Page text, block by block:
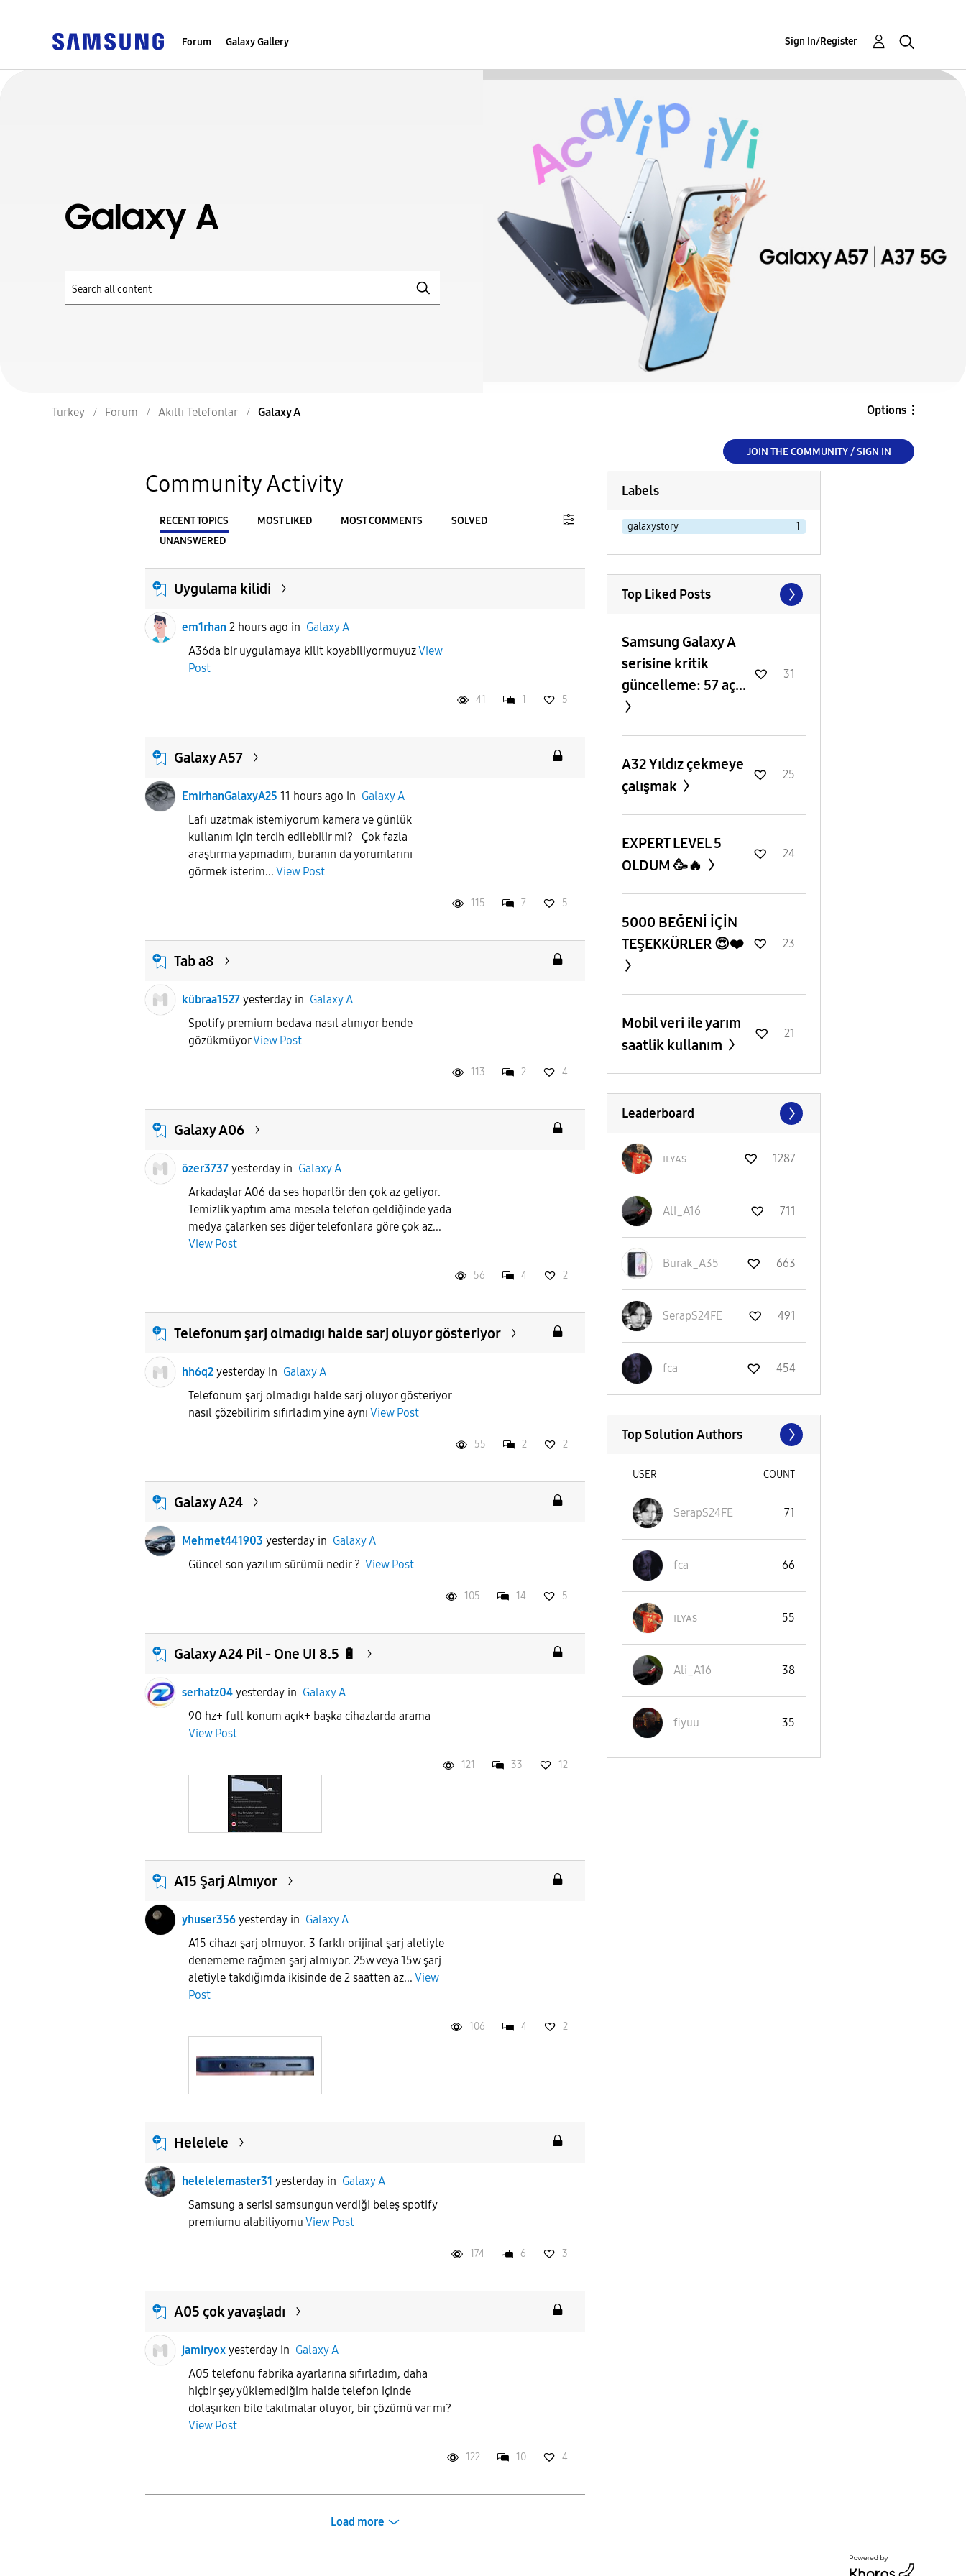
Forum Galaxy Gallery Sign In/Register
Galaxy A
Turkey Forum Akıllı Telefonlar Galaxy A Options
JOIN THE COMMUNITY / SIGN IN
Community Activity
RECENT TOPICS MOST LIKED MOST COMMENTS
SOLVED
UNANSWERED
From To
Uygulama kilidi
em1rhan 2 hours ago in Galaxy A
A36da bir uygulamaya kilit koyabiliyormuyuzView
Post
41 1 5
Galaxy A57
EmirhanGalaxyA25 11 hours ago in Galaxy A
Lafı uzatmak istemiyorum kamera ve günlük
kullanım için tercih edilebilir mi? Çok fazla
araştırma yapmadım, buranın da yorumlarını
görmek isterim... View Post
115 7 5
Tab a8
kübraa1527 yesterday in Galaxy A
Spotify premium bedava nasıl alınıyor bende
gözükmüyorView Post
113 2 4
Galaxy A06
özer3737 yesterday in Galaxy A
Arkadaşlar A06 da ses hoparlör den çok az geliyor.
Temizlik yaptım ama mesela telefon geldiğinde yada
medya çalarken ses diğer telefonlara göre çok az...
View Post
56 4 2
Telefonum şarj olmadıgı halde sarj oluyor gösteriyor
hh6q2 yesterday in Galaxy A
Telefonum şarj olmadıgı halde sarj oluyor gösteriyor
nasıl çözebilirim sıfırladım yine aynı View Post
55 2 2
Galaxy A24
Mehmet441903 yesterday in Galaxy A
Güncel son yazılım sürümü nedir ? View Post
105 14 5
Galaxy A24 Pil - One UI 8.5 🔋
serhatz04 yesterday in Galaxy A
90 hz+ full konum açık+ başka cihazlarda arama
View Post
121 33 12
A15 Şarj Almıyor
yhuser356 yesterday in Galaxy A
A15 cihazı şarj olmuyor. 3 farklı orijinal şarj aletiyle
denememe rağmen şarj almıyor. 25w veya 15w şarj
aletiyle takdığımda ikisinde de 2 saatten az... View
Post
106 4 2
Helelele
helelelemaster31 yesterday in Galaxy A
Samsung a serisi samsungun verdiği beleş spotify
premiumu alabiliyomu View Post
174 6 3
A05 çok yavaşladı
jamiryox yesterday in Galaxy A
A05 telefonu fabrika ayarlarına sıfırladım, daha
hiçbir şey yüklemediğim halde telefon içinde
dolaşırken bile takılmalar oluyor, bir çözümü var mı?
View Post
122 10 4
Load more
Labels
galaxystory 1
Top Liked Posts
Samsung Galaxy A
serisine kritik
güncelleme: 57 aç...
31
A32 Yıldız çekmeye
çalışmak
25
EXPERT LEVEL 5
OLDUM 🥳🔥
24
5000 BEĞENİ İÇİN
TEŞEKKÜRLER 😍❤️
23
Mobil veri ile yarım
saatlik kullanım
21
Leaderboard
ɪʟʏᴀs 1287
Ali_A16 711
Burak_A35 663
SerapS24FE 491
fca 454
Top Solution Authors
USER COUNT
SerapS24FE 71
fca 66
ɪʟʏᴀs 55
Ali_A16 38
fiyuu 35